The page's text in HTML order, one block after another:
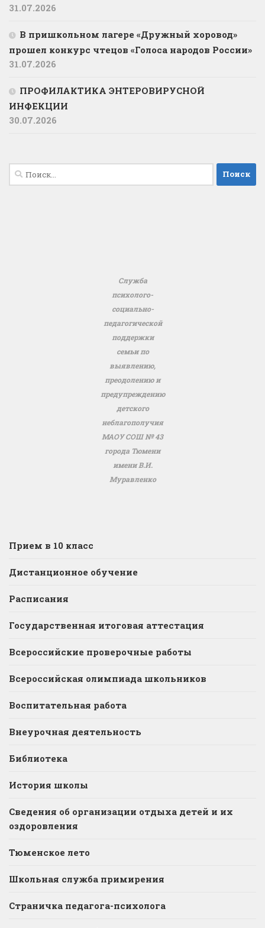
31.07.2026
В пришкольном лагере «Дружный хоровод»
прошел конкурс чтецов «Голоса народов России»
31.07.2026
ПРОФИЛАКТИКА ЭНТЕРОВИРУСНОЙ
ИНФЕКЦИИ
30.07.2026
Найти:
Служба
психолого-
социально-
педагогической
поддержки
семьи по
выявлению,
преодолению и
предупреждению
детского
неблагополучия
МАОУ СОШ № 43
города Тюмени
имени В.И.
Муравленко
Прием в 10 класс
Дистанционное обучение
Расписания
Государственная итоговая аттестация
Всероссийские проверочные работы
Всероссийская олимпиада школьников
Воспитательная работа
Внеурочная деятельность
Библиотека
История школы
Сведения об организации отдыха детей и их
оздоровления
Тюменское лето
Школьная служба примирения
Страничка педагога-психолога